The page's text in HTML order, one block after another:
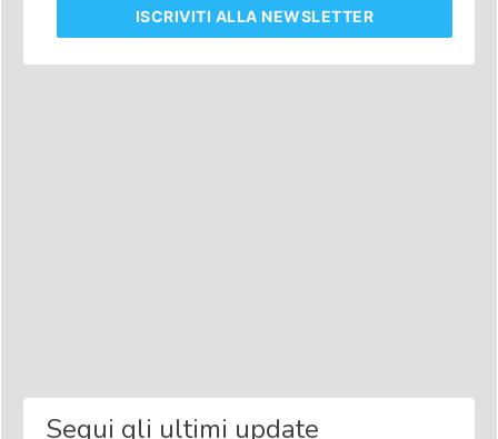
ISCRIVITI ALLA NEWSLETTER
Segui gli ultimi update